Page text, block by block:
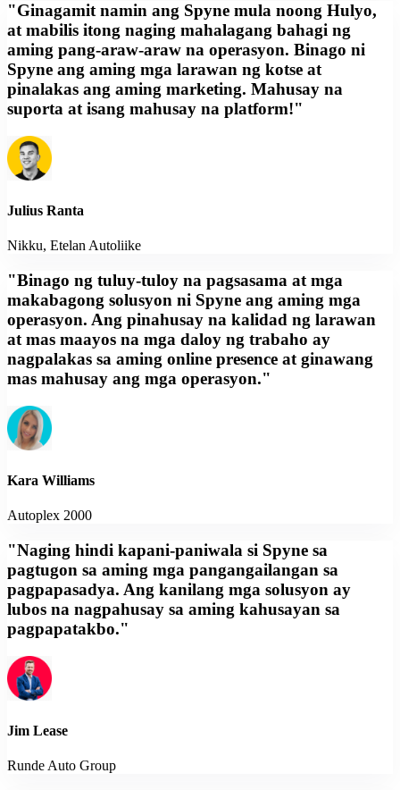
"Ginagamit namin ang Spyne mula noong Hulyo,
at mabilis itong naging mahalagang bahagi ng
aming pang-araw-araw na operasyon. Binago ni
Spyne ang aming mga larawan ng kotse at
pinalakas ang aming marketing. Mahusay na
suporta at isang mahusay na platform!"
Julius Ranta
Nikku, Etelan Autoliike
"Binago ng tuluy-tuloy na pagsasama at mga
makabagong solusyon ni Spyne ang aming mga
operasyon. Ang pinahusay na kalidad ng larawan
at mas maayos na mga daloy ng trabaho ay
nagpalakas sa aming online presence at ginawang
mas mahusay ang mga operasyon."
Kara Williams
Autoplex 2000
"Naging hindi kapani-paniwala si Spyne sa
pagtugon sa aming mga pangangailangan sa
pagpapasadya. Ang kanilang mga solusyon ay
lubos na nagpahusay sa aming kahusayan sa
pagpapatakbo."
Jim Lease
Runde Auto Group